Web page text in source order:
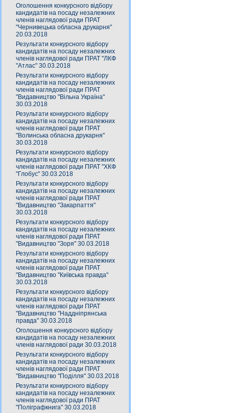
Оголошення конкурсного відбору
кандидатів на посаду незалежних
членів наглядової ради ПРАТ
"Чернивецька обласна друкарня"
20.03.2018
Результати конкурсного відбору
кандидатів на посаду незалежних
членів наглядової ради ПРАТ "ЛКФ
"Атлас" 30.03.2018
Результати конкурсного відбору
кандидатів на посаду незалежних
членів наглядової ради ПРАТ
"Видавництво "Вільна Україна"
30.03.2018
Результати конкурсного відбору
кандидатів на посаду незалежних
членів наглядової ради ПРАТ
"Волинська обласна друкарня"
30.03.2018
Результати конкурсного відбору
кандидатів на посаду незалежних
членів наглядової ради ПРАТ "ХКФ
"Глобус" 30.03.2018
Результати конкурсного відбору
кандидатів на посаду незалежних
членів наглядової ради ПРАТ
"Видавництво "Закарпаття"
30.03.2018
Результати конкурсного відбору
кандидатів на посаду незалежних
членів наглядової ради ПРАТ
"Видавництво "Зоря" 30.03.2018
Результати конкурсного відбору
кандидатів на посаду незалежних
членів наглядової ради ПРАТ
"Видавництво "Київська правда"
30.03.2018
Результати конкурсного відбору
кандидатів на посаду незалежних
членів наглядової ради ПРАТ
"Видавництво "Наддніпрянська
правда" 30.03.2018
Оголошення конкурсного відбору
кандидатів на посаду незалежних
членів наглядової ради 30.03.2018
Результати конкурсного відбору
кандидатів на посаду незалежних
членів наглядової ради ПРАТ
"Видавництво "Поділля" 30.03.2018
Результати конкурсного відбору
кандидатів на посаду незалежних
членів наглядової ради ПРАТ
"Поліграфкнига" 30.03.2018